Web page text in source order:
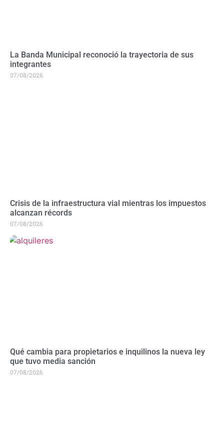
La Banda Municipal reconoció la trayectoria de sus
integrantes
07/08/2026
Crisis de la infraestructura vial mientras los impuestos
alcanzan récords
07/08/2026
Qué cambia para propietarios e inquilinos la nueva ley
que tuvo media sanción
07/08/2026